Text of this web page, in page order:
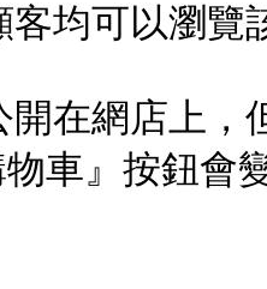
均可以瀏覽
在網店上，
車』按鈕會